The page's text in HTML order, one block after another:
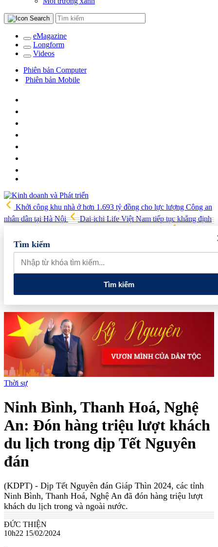
eMagazine
Longform
Videos
Phiên bản Computer
Phiên bản Mobile
Khởi công khu nhà ở hơn 1.693 tỷ đồng cho lực lượng Công an
nhân dân tại Hà Nội
Dai-ichi Life Việt Nam tiếp tục khẳng định
Chương trình tín dụng hướng đến các động lực tăng trưởng kinh tế
và doanh nghiệp nhỏ và vừa
Bảo Tín Mạnh Hải trước thềm
IPO: Từ thương hiệu gia đình đến tham vọng doanh thu 74.000 tỷ
đồng
PVcomBank tăng trưởng lợi nhuận tích cực, củng cố nền
Tìm kiếm
Tìm kiếm
Thời sự
Ninh Bình, Thanh Hoá, Nghệ
An: Đón hàng triệu lượt khách
du lịch trong dịp Tết Nguyên
đán
(KDPT) - Dịp Tết Nguyên đán Giáp Thìn 2024, các tỉnh
Ninh Bình, Thanh Hoá, Nghệ An đã đón hàng triệu lượt
khách du lịch trong và ngoài nước.
ĐỨC THIỆN
10h22 15/02/2024